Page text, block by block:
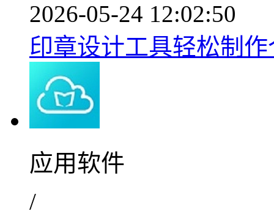
2026-05-24 12:02:50
印章设计工具轻松制
应用软件
/